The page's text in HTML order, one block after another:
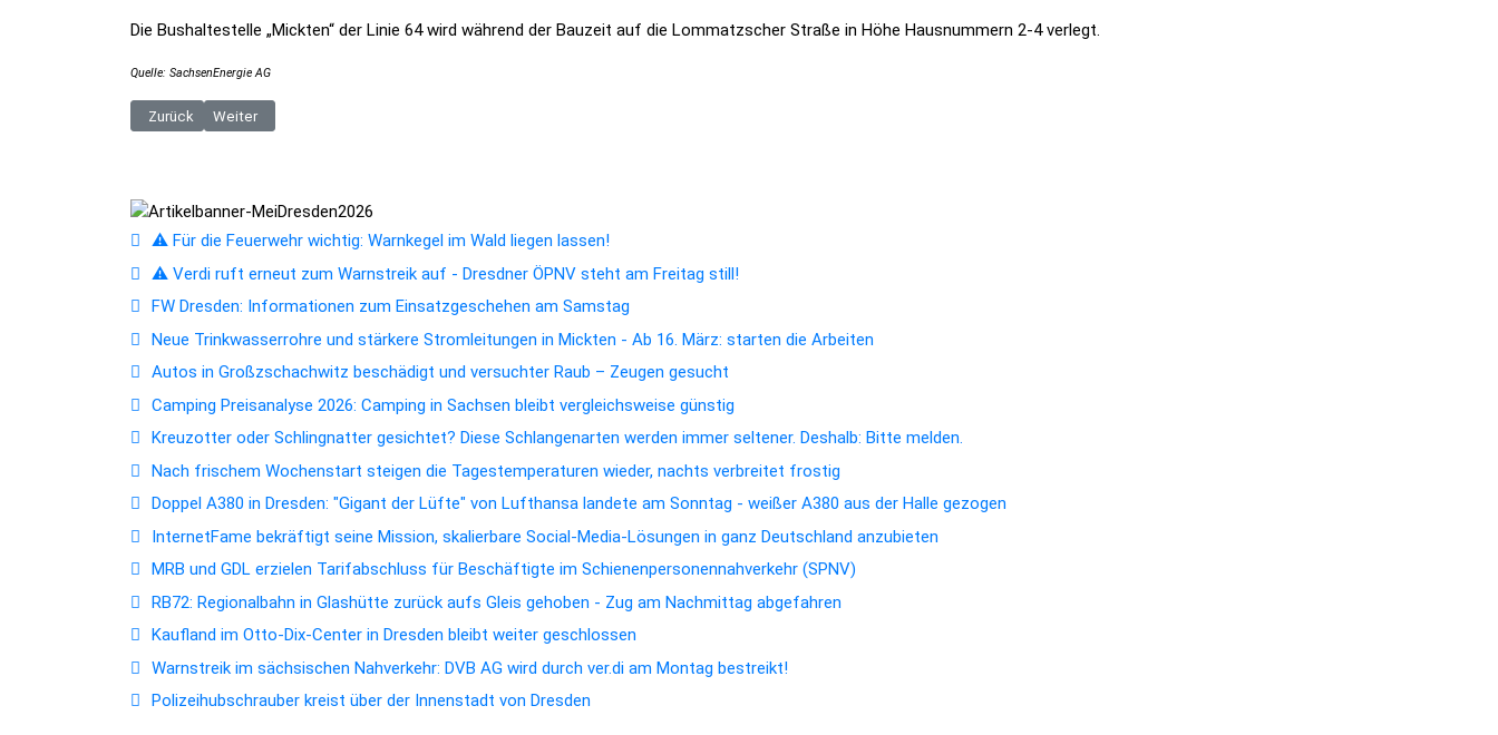
Die Bushaltestelle „Mickten“ der Linie 64 wird während der Bauzeit auf die Lommatzscher Straße in Höhe Hausnummern 2-4 verlegt.
Quelle: SachsenEnergie AG
Vorheriger Beitrag: Heiße Bauphase für Gewerbehof FairWerk Nordpark Dresden beginnt
Zurück Nächster Beitrag: O.D.C. ist wegen Umbauarbeiten bis EINSCHLIESSLICH 31.5. geschlossen
Weiter
⚠️ Für die Feuerwehr wichtig: Warnkegel im Wald liegen lassen!
⚠️ Verdi ruft erneut zum Warnstreik auf - Dresdner ÖPNV steht am Freitag still!
FW Dresden: Informationen zum Einsatzgeschehen am Samstag
Neue Trinkwasserrohre und stärkere Stromleitungen in Mickten - Ab 16. März: starten die Arbeiten
Autos in Großzschachwitz beschädigt und versuchter Raub – Zeugen gesucht
Camping Preisanalyse 2026: Camping in Sachsen bleibt vergleichsweise günstig
Kreuzotter oder Schlingnatter gesichtet? Diese Schlangenarten werden immer seltener. Deshalb: Bitte melden.
Nach frischem Wochenstart steigen die Tagestemperaturen wieder, nachts verbreitet frostig
Doppel A380 in Dresden: "Gigant der Lüfte" von Lufthansa landete am Sonntag - weißer A380 aus der Halle gezogen
InternetFame bekräftigt seine Mission, skalierbare Social-Media-Lösungen in ganz Deutschland anzubieten
MRB und GDL erzielen Tarifabschluss für Beschäftigte im Schienenpersonennahverkehr (SPNV)
RB72: Regionalbahn in Glashütte zurück aufs Gleis gehoben - Zug am Nachmittag abgefahren
Kaufland im Otto-Dix-Center in Dresden bleibt weiter geschlossen
Warnstreik im sächsischen Nahverkehr: DVB AG wird durch ver.di am Montag bestreikt!
Polizeihubschrauber kreist über der Innenstadt von Dresden